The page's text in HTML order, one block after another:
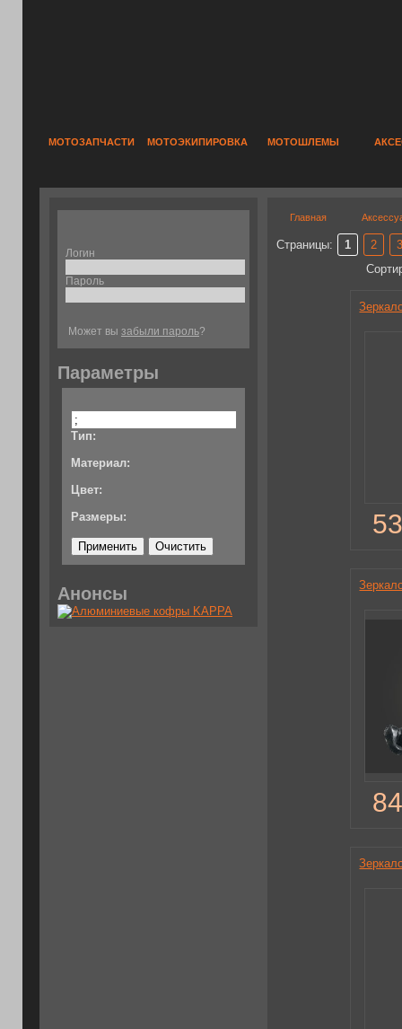
МОТОЗАПЧАСТИ МОТОЭКИПИРОВКА МОТОШЛЕМЫ
Логин
Пароль
Может вы забыли пароль?
Параметры
Тип:
Материал:
Цвет:
Размеры:
Анонсы
Главная
Страницы: 1 2
3